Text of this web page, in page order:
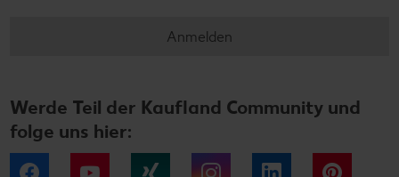
Anmelden
Werde Teil der Kaufland Community und
folge uns hier:
Facebook YouTube Instagram LinkedIn